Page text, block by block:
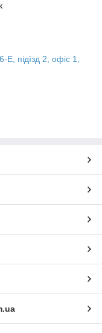
підїзд 2, офіс 1,